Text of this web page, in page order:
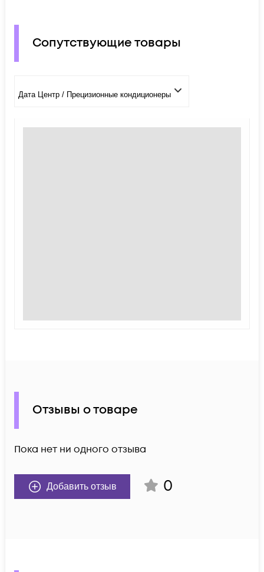
Сопутствующие товары
Дата Центр / Прецизионные кондиционеры
Отзывы о товаре
Пока нет ни одного отзыва
Добавить отзыв 0